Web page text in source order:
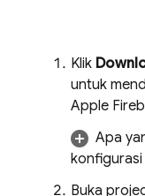
Klik
untuk
Apple
Apa
konfigurasi
Buka